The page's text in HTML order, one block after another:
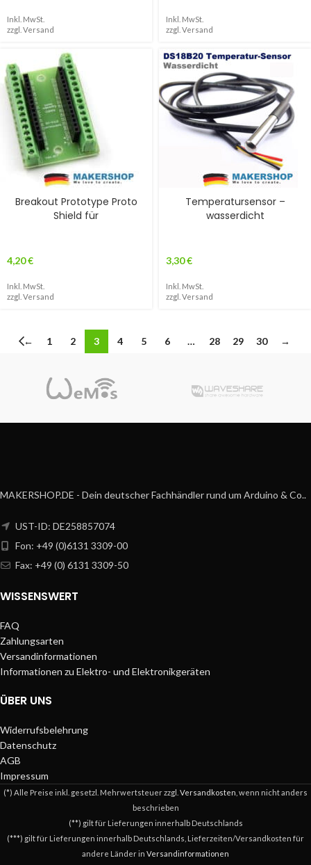
Inkl. MwSt.
zzgl. Versand
Inkl. MwSt.
zzgl. Versand
Breakout Prototype Proto
Shield für
4,20€
Inkl. MwSt.
zzgl. Versand
Temperatursensor –
wasserdicht
3,30€
Inkl. MwSt.
zzgl. Versand
← 1 2 3 4 5 6 … 28 29 30 →
MAKERSHOP.DE - Dein deutscher Fachhändler rund um Arduino & Co..
UST-ID: DE258857074
Fon: +49 (0)6131 3309-00
Fax: +49 (0) 6131 3309-50
WISSENSWERT
FAQ
Zahlungsarten
Versandinformationen
Informationen zu Elektro- und Elektronikgeräten
ÜBER UNS
Widerrufsbelehrung
Datenschutz
AGB
Impressum
(*) Alle Preise inkl. gesetzl. Mehrwertsteuer zzgl. Versandkosten , wenn nicht anders
beschrieben
(**) gilt für Lieferungen innerhalb Deutschlands
(***) gilt für Lieferungen innerhalb Deutschlands, Lieferzeiten/Versandkosten für
andere Länder in Versandinformationen